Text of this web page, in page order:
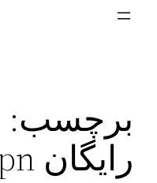
برچسب:
رایگان viva vpn